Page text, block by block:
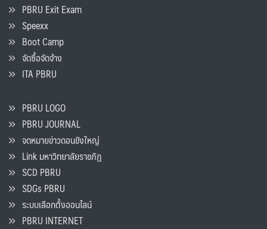
PBRU Exit Exam
Speexx
Boot Camp
จัดซื้อจัดจ้าง
ITA PBRU
PBRU LOGO
PBRU JOURNAL
จดหมายข่าวดอนขังใหญ่
Link มหาวิทยาลัยราชภัฏ
SCD PBRU
SDGs PBRU
ระบบเลือกตั้งออนไลน์
PBRU INTERNET